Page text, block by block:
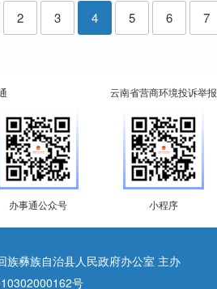
2 3 4 5 6 7
办事通公众号
云南省营商环境投诉举报
小程序
族彝族自治县人民政府办公室 主办
号